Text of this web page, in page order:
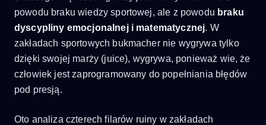
powodu braku wiedzy sportowej, ale z powodu braku
dyscypliny emocjonalnej i matematycznej. W
zakładach sportowych bukmacher nie wygrywa tylko
dzięki swojej marży (juice), wygrywa, ponieważ wie, że
człowiek jest zaprogramowany do popełniania błędów
pod presją.
Oto analiza czterech filarów ruiny w zakładach